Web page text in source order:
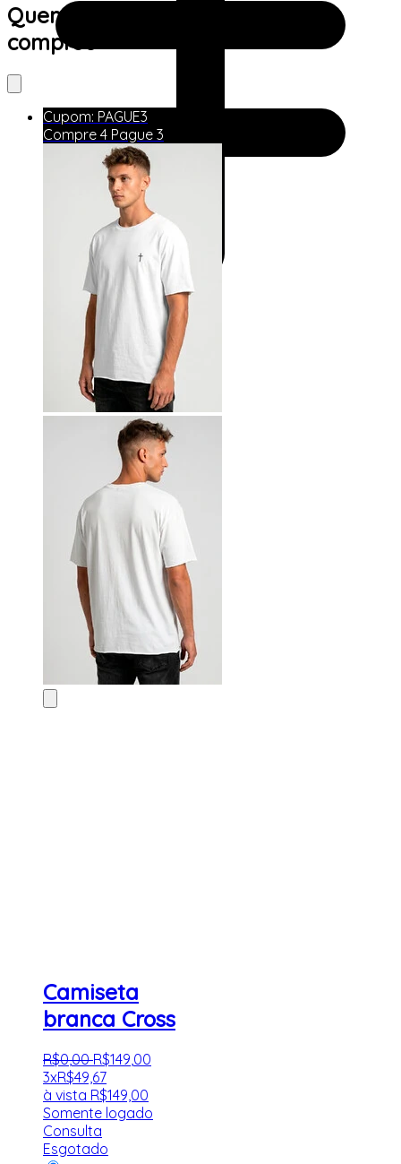
Quem viu este produto também
comprou
Camiseta
branca Cross
R$0,00 R$149 00
3xR$49,67
à vista R$149,00
Somente logado
Consulta
Esgotado